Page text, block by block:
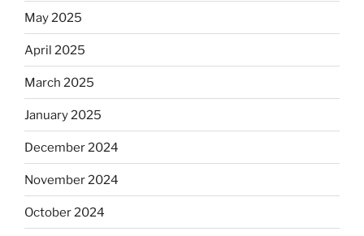
May 2025
April 2025
March 2025
January 2025
December 2024
November 2024
October 2024